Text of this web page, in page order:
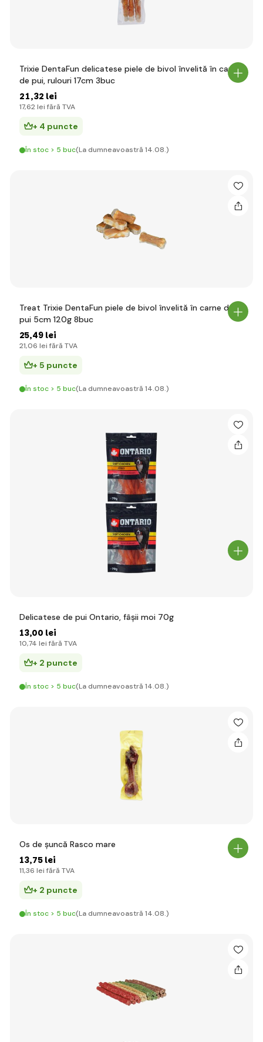
Trixie DentaFun delicatese piele de bivol învelită în carne
de pui, rulouri 17cm 3buc
21,32 lei
17,62 lei fără TVA
+ 4 puncte
În stoc > 5 buc(La dumneavoastră 14.08.)
Treat Trixie DentaFun piele de bivol învelită în carne de
pui 5cm 120g 8buc
25,49 lei
21,06 lei fără TVA
+ 5 puncte
În stoc > 5 buc(La dumneavoastră 14.08.)
Delicatese de pui Ontario, fâșii moi 70g
13,00 lei
10,74 lei fără TVA
+ 2 puncte
În stoc > 5 buc(La dumneavoastră 14.08.)
Os de șuncă Rasco mare
13,75 lei
11,36 lei fără TVA
+ 2 puncte
În stoc > 5 buc(La dumneavoastră 14.08.)